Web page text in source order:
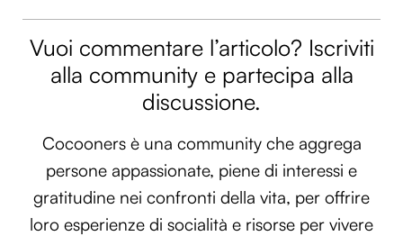
Vuoi commentare l’articolo? Iscriviti
alla community e partecipa alla
discussione.
Cocooners è una community che aggrega
persone appassionate, piene di interessi e
gratitudine nei confronti della vita, per offrire
loro esperienze di socialità e risorse per vivere